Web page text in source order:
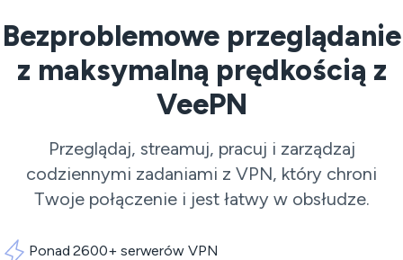
Bezproblemowe przeglądanie
z maksymalną prędkością z
VeePN
Przeglądaj, streamuj, pracuj i zarządzaj
codziennymi zadaniami z VPN, który chroni
Twoje połączenie i jest łatwy w obsłudze.
Ponad 2600+ serwerów VPN